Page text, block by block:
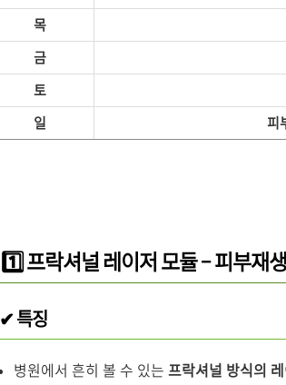
목
금
토
일
피
1️⃣ 프락셔널 레이저 모듈 – 피부재
✔ 특징
병원에서 흔히 볼 수 있는 프락셔널 방식의